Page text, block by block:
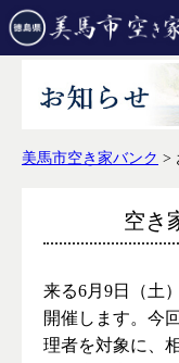
美馬市空き家バンク >
空き
来る6月9日（土
開催します。今
理者を対象に、